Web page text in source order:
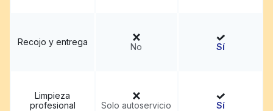
Recojo y entrega No Sí
Limpieza
profesional
Solo autoservicio Sí